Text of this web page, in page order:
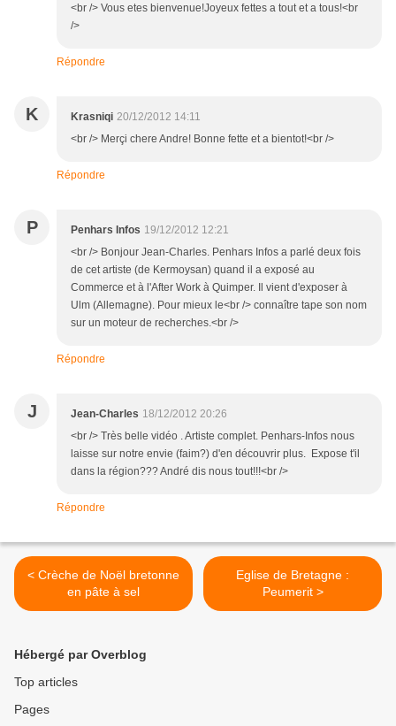
<br /> Vous etes bienvenue!Joyeux fettes a tout et a tous!<br
/>
Répondre
K Krasniqi 20/12/2012 14:11
<br /> Merçi chere Andre! Bonne fette et a bientot!<br />
Répondre
P Penhars Infos 19/12/2012 12:21
<br /> Bonjour Jean-Charles. Penhars Infos a parlé deux fois
de cet artiste (de Kermoysan) quand il a exposé au
Commerce et à l'After Work à Quimper. Il vient d'exposer à
Ulm (Allemagne). Pour mieux le<br /> connaître tape son nom
sur un moteur de recherches.<br />
Répondre
J Jean-Charles 18/12/2012 20:26
<br /> Très belle vidéo . Artiste complet. Penhars-Infos nous
laisse sur notre envie (faim?) d'en découvrir plus. Expose t'il
dans la région??? André dis nous tout!!!<br />
Répondre
< Crèche de Noël bretonne
en pâte à sel
Eglise de Bretagne :
Peumerit >
Hébergé par Overblog
Top articles
Pages